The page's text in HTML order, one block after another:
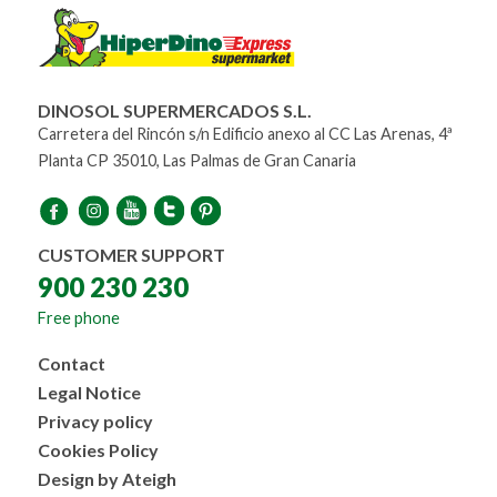
DINOSOL SUPERMERCADOS S.L.
Carretera del Rincón s/n Edificio anexo al CC Las Arenas, 4ª
Planta CP 35010, Las Palmas de Gran Canaria
CUSTOMER SUPPORT
900 230 230
Free phone
Menú
al
pie
Contact
Legal Notice
Privacy policy
Cookies Policy
Design by Ateigh